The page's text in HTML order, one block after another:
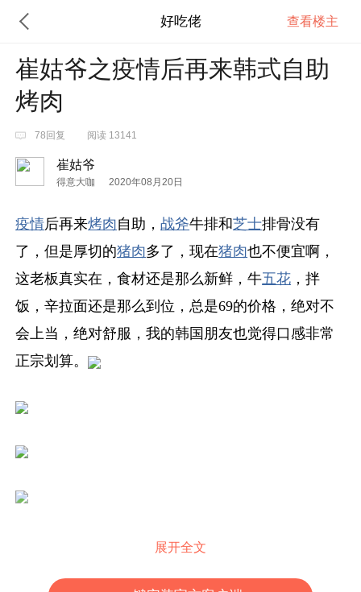
好吃佬 查看楼主
崔姑爷之疫情后再来韩式自助
烤肉
78回复 阅读 13141
崔姑爷
得意大咖 2020年08月20日
疫情后再来烤肉自助，战斧牛排和芝士排骨没有
了，但是厚切的猪肉多了，现在猪肉也不便宜啊，
这老板真实在，食材还是那么新鲜，牛五花 ，拌
饭，辛拉面还是那么到位，总是69的价格，绝对不
会上当，绝对舒服，我的韩国朋友也觉得口感非常
正宗划算。
展开全文